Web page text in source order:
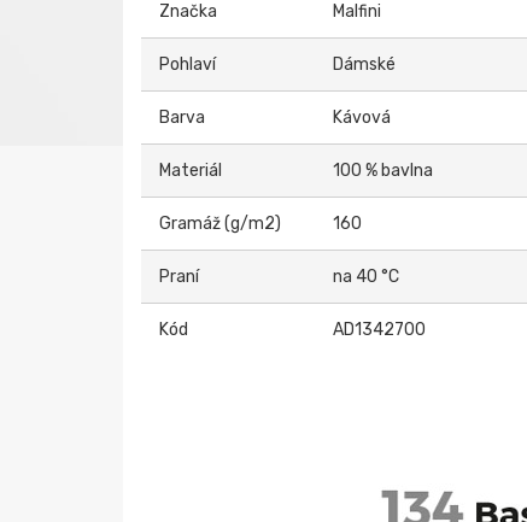
Značka Malfini
Pohlaví Dámské
Barva Kávová
Materiál 100 % bavlna
Gramáž (g/m2) 160
Praní na 40 °C
Kód AD1342700